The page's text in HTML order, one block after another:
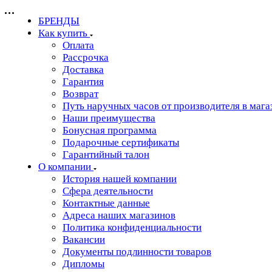
БРЕНДЫ
Как купить
Оплата
Рассрочка
Доставка
Гарантия
Возврат
Путь наручных часов от производителя в
Наши преимущества
Бонусная программа
Подарочные сертификаты
Гарантийный талон
О компании
История нашей компании
Сфера деятельности
Контактные данные
Адреса наших магазинов
Политика конфиденциальности
Вакансии
Документы подлинности товаров
Дипломы